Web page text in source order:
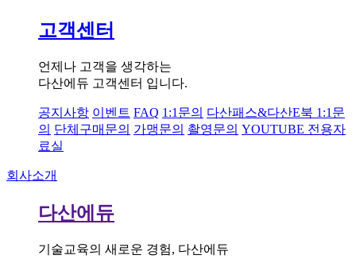
고객센터
언제나 고객을 생각하는
다산에듀 고객센터 입니다.
공지사항 이벤트 FAQ 1:1문의 다산패스&다산E북 1:1문
의 단체구매문의 가맹문의 촬영문의 YOUTUBE 전용자
료실
회사소개
다산에듀
기술교육의 새로운 경험, 다산에듀